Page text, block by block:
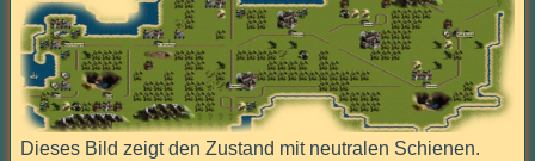
Dieses Bild zeigt den Zustand mit neutralen Schienen.